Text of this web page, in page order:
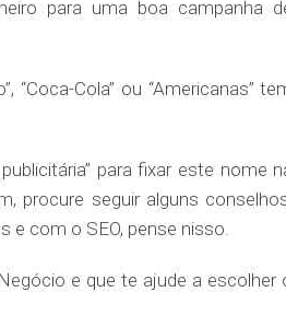
para uma boa campanha
Cola” ou “Americanas”
para fixar este nome
procure seguir alguns
e com o SEO, pense nisso.
e que te ajude a escolher